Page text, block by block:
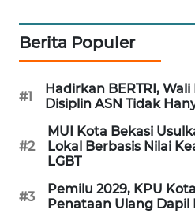
Berita Populer
#1
Hadirkan BERTRI,
Disiplin ASN Tidak
#2
MUI Kota Bekasi
Lokal Berbasis Nilai
LGBT
#3
Pemilu 2029, KPU
Penataan Ulang Dapil
PERAPKI
SONYA
ASA
NEWS